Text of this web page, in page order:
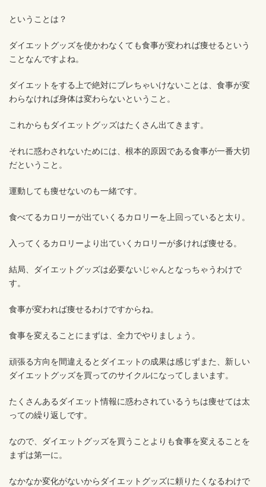
ということは？
ダイエットグッズを使かわなくても食事が変われば痩せるという
ことなんですよね。
ダイエットをする上で絶対にブレちゃいけないことは、食事が変
わらなければ身体は変わらないということ。
これからもダイエットグッズはたくさん出てきます。
それに惑わされないためには、根本的原因である食事が一番大切
だということ。
運動しても痩せないのも一緒です。
食べてるカロリーが出ていくるカロリーを上回っていると太り。
入ってくるカロリーより出ていくカロリーが多ければ痩せる。
結局、ダイエットグッズは必要ないじゃんとなっちゃうわけで
す。
食事が変われば痩せるわけですからね。
食事を変えることにまずは、全力でやりましょう。
頑張る方向を間違えるとダイエットの成果は感じずまた、新しい
ダイエットグッズを買ってのサイクルになってしまいます。
たくさんあるダイエット情報に惑わされているうちは痩せては太
っての繰り返しです。
なので、ダイエットグッズを買うことよりも食事を変えることを
まずは第一に。
なかなか変化がないからダイエットグッズに頼りたくなるわけで